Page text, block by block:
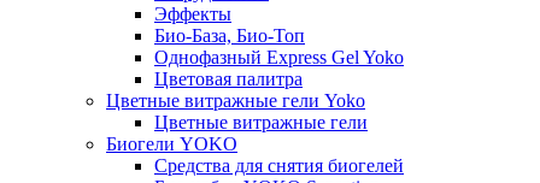
Эффекты
Био-База, Био-Топ
Однофазный Express Gel Yoko
Цветовая палитра
Цветные витражные гели Yoko
Цветные витражные гели
Биогели YOKO
Средства для снятия биогелей